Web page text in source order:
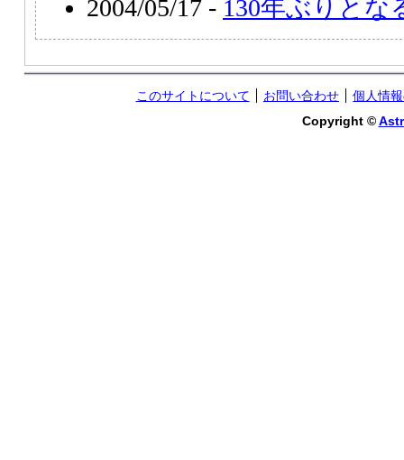
2004/05/17 - 130年ぶりとな
このサイトについて お問い合わせ
個人情
Copyright ©